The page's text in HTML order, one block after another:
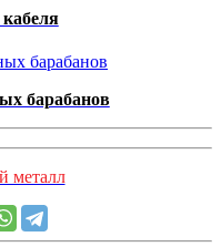
барабанов
металл